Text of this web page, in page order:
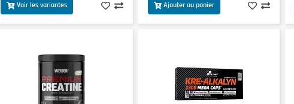
Voir les variantes Ajouter au panier